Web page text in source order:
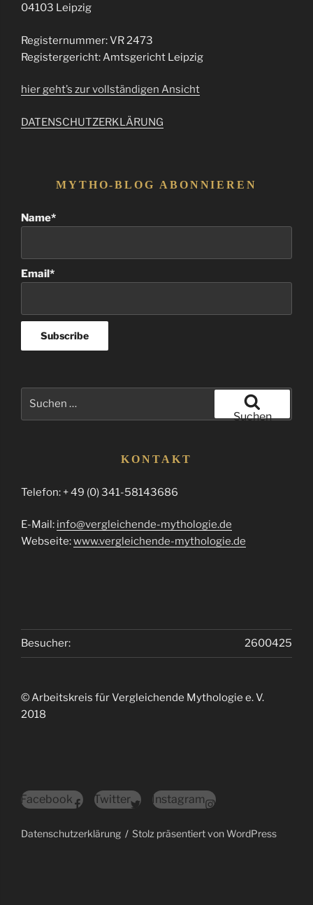
04103 Leipzig
Registernummer: VR 2473
Registergericht: Amtsgericht Leipzig
hier geht’s zur vollständigen Ansicht
DATENSCHUTZERKLÄRUNG
MYTHO-BLOG ABONNIEREN
Name*
Email*
Suchen
KONTAKT
Telefon: + 49 (0) 341-58143686
E-Mail: info@vergleichende-mythologie.de
Webseite:www.vergleichende-mythologie.de
2600425
Besucher:
© Arbeitskreis für Vergleichende Mythologie e. V.
2018
Facebook Twitter Instagram
Datenschutzerklärung Stolz präsentiert von WordPress